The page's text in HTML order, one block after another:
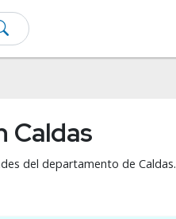
Caldas
del departamento de Caldas.